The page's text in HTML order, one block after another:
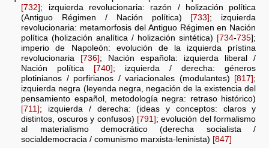
[732] ; izquierda revolucionaria: razón / holización política
(Antiguo Régimen / Nación política)
[733] ; izquierda
revolucionaria: metamorfosis del Antiguo Régimen en Nación
política (holización analítica / holización sintética) [734-735];
imperio de Napoleón: evolución de la izquierda prístina
revolucionaria
[736] ; Nación española: izquierda liberal /
Nación política
[740] ; izquierda / derecha: géneros
plotinianos / porfirianos / variacionales (modulantes)
[817] ;
izquierda negra (leyenda negra, negación de la existencia del
pensamiento español, metodología negra: retraso histórico)
[711] ; izquierda / derecha: (ideas y conceptos: claros y
distintos, oscuros y confusos) [791] ; evolución del formalismo
al materialismo democrático (derecha socialista /
socialdemocracia / comunismo marxista-leninista) [847]